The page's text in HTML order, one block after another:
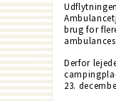
brug for
Derfor
23.